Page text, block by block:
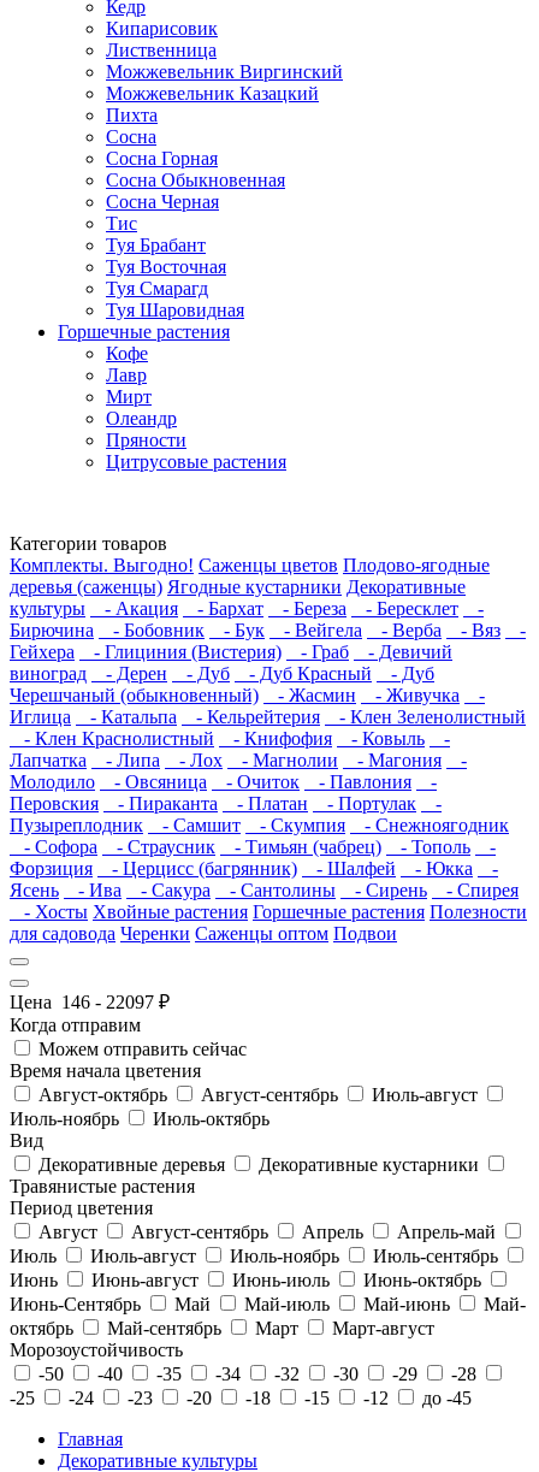
Кедр
Кипарисовик
Лиственница
Можжевельник Виргинский
Можжевельник Казацкий
Пихта
Сосна
Сосна Горная
Сосна Обыкновенная
Сосна Черная
Тис
Туя Брабант
Туя Восточная
Туя Смарагд
Туя Шаровидная
Горшечные растения
Кофе
Лавр
Мирт
Олеандр
Пряности
Цитрусовые растения
Категории товаров
Комплекты. Выгодно! Саженцы цветов Плодово-ягодные
деревья (саженцы) Ягодные кустарники Декоративные
культуры
- Акация - Бархат - Береза - Бересклет
-
Бирючина
- Бобовник - Бук - Вейгела - Верба - Вяз
-
Гейхера
- Глициния (Вистерия) - Граб
- Девичий
виноград
- Дерен - Дуб - Дуб Красный
- Дуб
Черешчаный (обыкновенный)
- Жасмин - Живучка
-
Иглица
- Катальпа - Кельрейтерия
- Клен Зеленолистный
- Клен Краснолистный
- Книфофия - Ковыль
-
Лапчатка
- Липа - Лох - Магнолии - Магония
-
Молодило
- Овсяница - Очиток - Павлония
-
Перовския
- Пираканта - Платан - Портулак
-
Пузыреплодник
- Самшит - Скумпия
- Снежноягодник
- Софора
- Страусник - Тимьян (чабрец) - Тополь
-
Форзиция
- Церцисс (багрянник) - Шалфей - Юкка
-
Ясень
- Ива - Сакура - Сантолины - Сирень
- Спирея
- Хосты Хвойные растения Горшечные растения Полезности
для садовода Черенки Саженцы оптом Подвои
Цена 146 - 22097 ₽
Когда отправим
Можем отправить сейчас
Время начала цветения
Август-октябрь
Август-сентябрь
Июль-август
Июль-ноябрь
Июль-октябрь
Вид
Декоративные деревья
Декоративные кустарники
Травянистые растения
Период цветения
Август
Август-сентябрь Апрель
Апрель-май
Июль
Июль-август Июль-ноябрь
Июль-сентябрь
Июнь
Июнь-август Июнь-июль
Июнь-октябрь
Июнь-Сентябрь
Май Май-июль Май-июнь
Май-
октябрь
Май-сентябрь Март
Март-август
Морозоустойчивость
-50
-40 -35 -34 -32 -30 -29
-28
-25
-24 -23 -20 -18 -15 -12
до -45
Главная
Декоративные культуры